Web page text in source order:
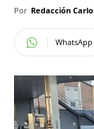
Por Redacción
WhatsApp